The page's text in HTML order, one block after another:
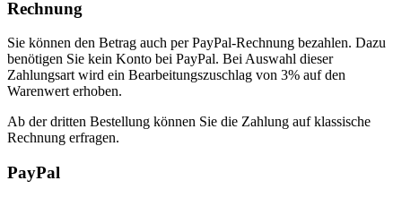
Rechnung
Sie können den Betrag auch per PayPal-Rechnung bezahlen. Dazu
benötigen Sie kein Konto bei PayPal. Bei Auswahl dieser
Zahlungsart wird ein Bearbeitungszuschlag von 3% auf den
Warenwert erhoben.
Ab der dritten Bestellung können Sie die Zahlung auf klassische
Rechnung erfragen.
PayPal